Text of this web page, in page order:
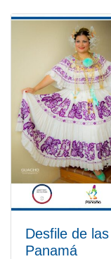
Desfile de
Panamá